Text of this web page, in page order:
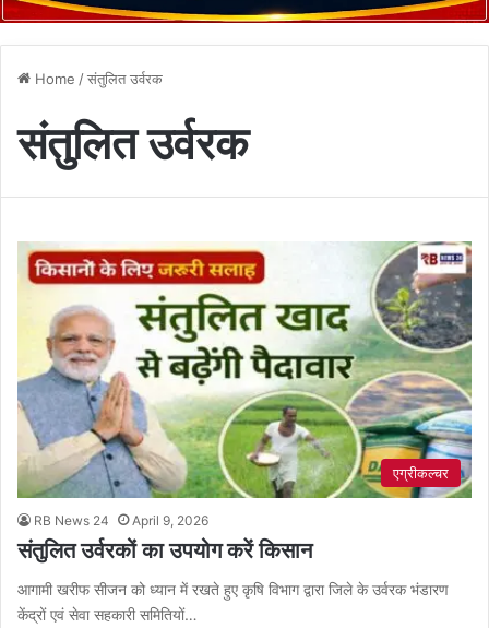
Home /संतुलित उर्वरक
संतुलित उर्वरक
एग्रीकल्चर
RB News 24 April 9, 2026
संतुलित उर्वरकों का उपयोग करें किसान
आगामी खरीफ सीजन को ध्यान में रखते हुए कृषि विभाग द्वारा जिले के उर्वरक भंडारण
केंद्रों एवं सेवा सहकारी समितियों…